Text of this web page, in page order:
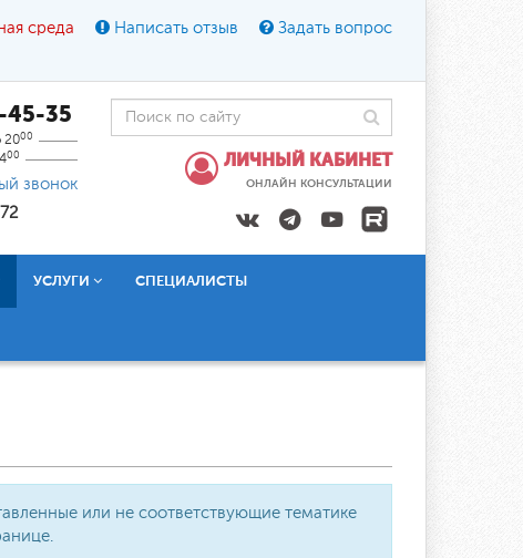
среда Написать отзыв Задать вопрос
45-35
2000
00
звонок
ЛИЧНЫЙ КАБИНЕТ
ОНЛАЙН КОНСУЛЬТАЦИИ
УСЛУГИ СПЕЦИАЛИСТЫ
или не соответствующие тематике